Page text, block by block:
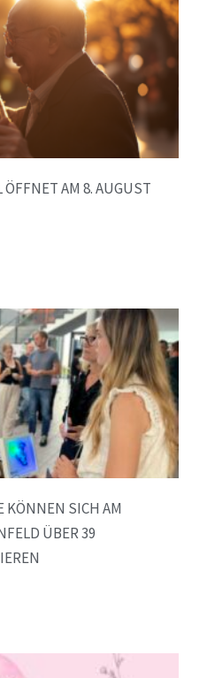
ÖFFNET AM 8. AUGUST
SICH AM
ÜBER 39